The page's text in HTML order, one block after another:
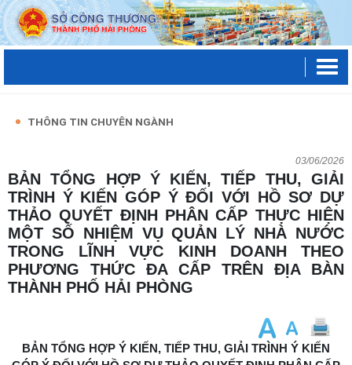
THÔNG TIN CHUYÊN NGÀNH
03/06/2026
BẢN TỔNG HỢP Ý KIẾN, TIẾP THU, GIẢI
TRÌNH Ý KIẾN GÓP Ý ĐỐI VỚI HỒ SƠ DỰ
THẢO QUYẾT ĐỊNH PHÂN CẤP THỰC HIỆN
MỘT SỐ NHIỆM VỤ QUẢN LÝ NHÀ NƯỚC
TRONG LĨNH VỰC KINH DOANH THEO
PHƯƠNG THỨC ĐA CẤP TRÊN ĐỊA BÀN
THÀNH PHỐ HẢI PHÒNG
BẢN TỔNG HỢP Ý KIẾN, TIẾP THU, GIẢI TRÌNH Ý KIẾN